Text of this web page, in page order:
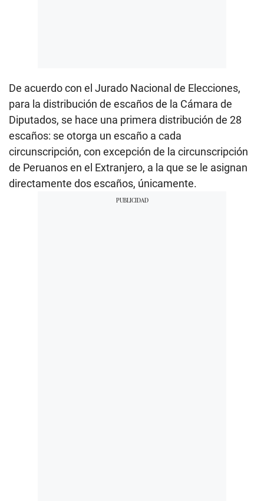
De acuerdo con el Jurado Nacional de Elecciones,
para la distribución de escaños de la Cámara de
Diputados, se hace una primera distribución de 28
escaños: se otorga un escaño a cada
circunscripción, con excepción de la circunscripción
de Peruanos en el Extranjero, a la que se le asignan
directamente dos escaños, únicamente.